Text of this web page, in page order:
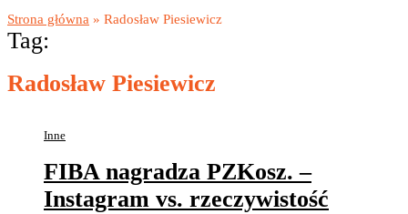
Strona główna » Radosław Piesiewicz
Tag:
Radosław Piesiewicz
Inne
FIBA nagradza PZKosz. –
Instagram vs. rzeczywistość